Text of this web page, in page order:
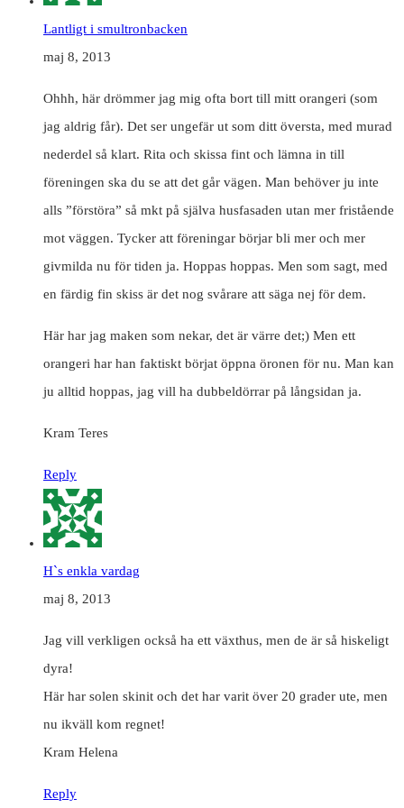
Lantligt i smultronbacken
maj 8, 2013
Ohhh, här drömmer jag mig ofta bort till mitt orangeri (som
jag aldrig får). Det ser ungefär ut som ditt översta, med murad
nederdel så klart. Rita och skissa fint och lämna in till
föreningen ska du se att det går vägen. Man behöver ju inte
alls ”förstöra” så mkt på själva husfasaden utan mer fristående
mot väggen. Tycker att föreningar börjar bli mer och mer
givmilda nu för tiden ja. Hoppas hoppas. Men som sagt, med
en färdig fin skiss är det nog svårare att säga nej för dem.
Här har jag maken som nekar, det är värre det;) Men ett
orangeri har han faktiskt börjat öppna öronen för nu. Man kan
ju alltid hoppas, jag vill ha dubbeldörrar på långsidan ja.
Kram Teres
Reply
H`s enkla vardag
maj 8, 2013
Jag vill verkligen också ha ett växthus, men de är så hiskeligt
dyra!
Här har solen skinit och det har varit över 20 grader ute, men
nu ikväll kom regnet!
Kram Helena
Reply